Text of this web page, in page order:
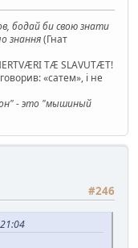
бодай би свою знати
знання(Гнат
TÆ SLAVUTÆT!
«сатем», і не
- это "мышиный
#246